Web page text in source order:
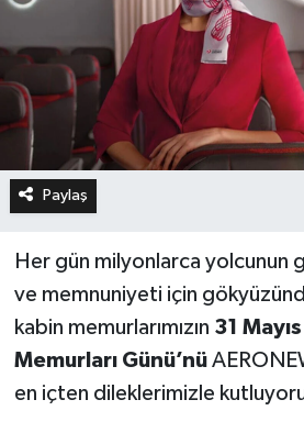
Paylaş
Her gün milyonlarca yolcunun
ve memnuniyeti için
kabin memurlarımızın 31
Memurları Günü’nü
en içten dileklerimizle